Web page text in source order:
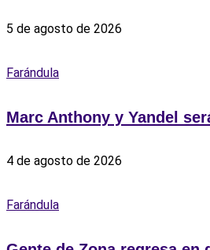
5 de agosto de 2026
Farándula
Marc Anthony y Yandel
4 de agosto de 2026
Farándula